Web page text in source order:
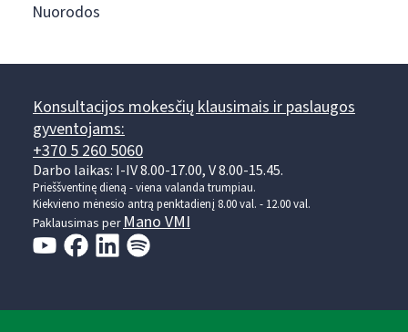
Nuorodos
Konsultacijos mokesčių klausimais ir paslaugos
gyventojams:
+370 5 260 5060
Darbo laikas: I-IV 8.00-17.00, V 8.00-15.45.
Prieššventinę dieną - viena valanda trumpiau.
Kiekvieno mėnesio antrą penktadienį 8.00 val. - 12.00 val.
Paklausimas perMano VMI